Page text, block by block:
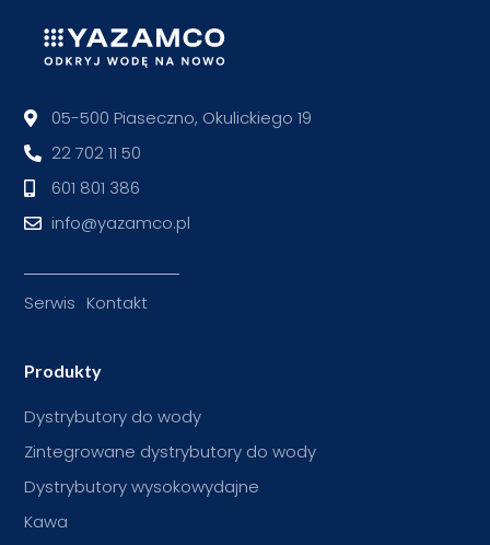
05-500 Piaseczno, Okulickiego 19
22 702 11 50
601 801 386
info@yazamco.pl
Serwis Kontakt
Produkty
Dystrybutory do wody
Zintegrowane dystrybutory do wody
Dystrybutory wysokowydajne
Kawa